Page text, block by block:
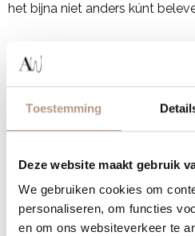
Toestemming
Deze website maakt gebruik
We gebruiken cookies om
personaliseren, om functies
en om ons websiteverkeer te
het bijna niet anders kúnt
Reviews
Geen spam. Wel
aan.